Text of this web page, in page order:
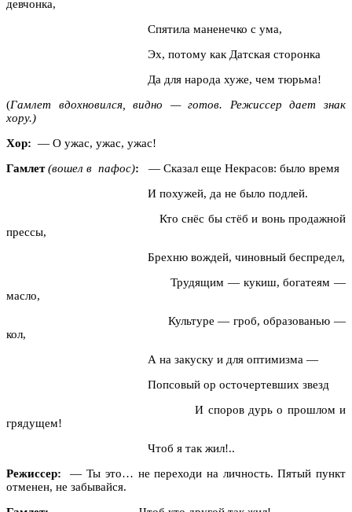
девчонка,
Спятила маненечко с ума,
Эх, потому как Датская сторонка
Да для народа хуже, чем тюрьма!
(Гамлет вдохновился, видно — готов. Режиссер дает знак
хору.)
Хор: — О ужас, ужас, ужас!
Гамлет(вошел в пафос): — Сказал еще Некрасов: было время
И похужей, да не было подлей.
Кто снёс бы стёб и вонь продажной
прессы,
Брехню вождей, чиновный беспредел,
Трудящим — кукиш, богатеям —
масло,
Культуре — гроб, образованью —
кол,
А на закуску и для оптимизма —
Попсовый ор осточертевших звезд
И споров дурь о прошлом и
грядущем!
Чтоб я так жил!..
Режиссер: — Ты это… не переходи на личность. Пятый пункт
отменен, не забывайся.